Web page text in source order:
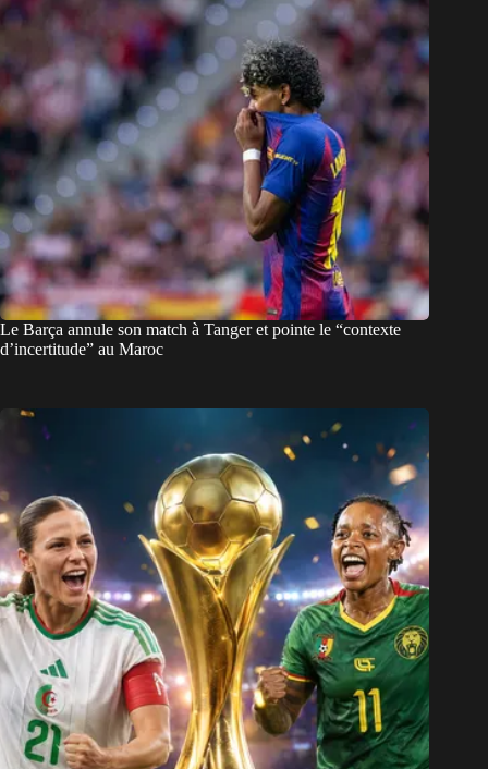
Le Barça annule son match à Tanger et pointe le “contexte
d’incertitude” au Maroc